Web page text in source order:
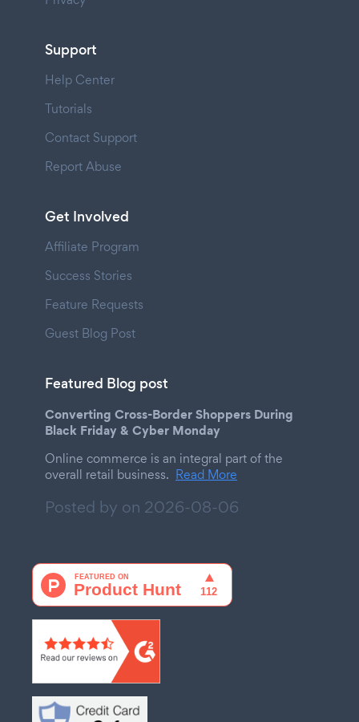
Support
Help Center
Tutorials
Contact Support
Report Abuse
Get Involved
Affiliate Program
Success Stories
Feature Requests
Guest Blog Post
Featured Blog post
Converting Cross-Border Shoppers During
Black Friday & Cyber Monday
Online commerce is an integral part of the
overall retail business. Read More
Posted by on 2026-08-06